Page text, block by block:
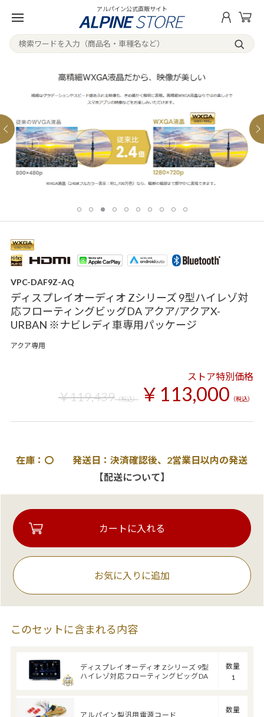
アルパイン公式直販サイト
VPC-DAF9Z-AQ
ディスプレイオーディオ Zシリーズ 9型ハイレゾ対
応フローティングビッグDA アクア/アクアX-
URBAN ※ナビレディ車専用パッケージ
アクア専用
ストア特別価格
￥119,439（税込） ￥113,000 （税込）
在庫：〇 発送日：決済確認後、2営業日以内の発送
【配送について】
お気に入りに追加
このセットに含まれる内容
ディスプレイオーディオ Zシリーズ 9型
ハイレゾ対応フローティングビッグDA
数量
1
アルパイン製汎用電源コード
数量